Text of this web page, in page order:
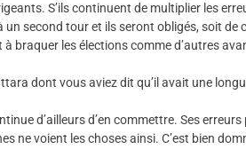
S’ils continuent de multiplier les
second tour et ils seront obligés, soit de
braquer les élections comme d’autres
dont vous aviez dit qu’il avait une
d’ailleurs d’en commettre. Ses
ne voient les choses ainsi. C’est bien